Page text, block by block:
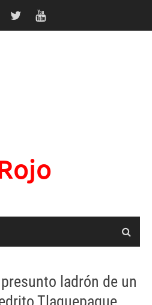
ladrón de un
Tlaquepaque